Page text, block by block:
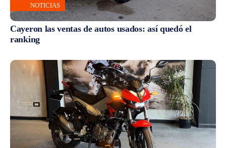
NOTICIAS
Cayeron las ventas de autos usados: así quedó el
ranking